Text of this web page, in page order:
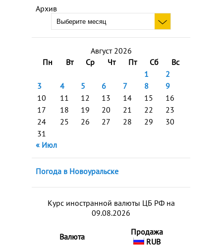
Архив
Август 2026
Пн
Вт Ср Чт Пт Сб
Вс
1
2
3
4 5 6 7 8
9
10
11 12 13 14 15
16
17
18 19 20 21 22
23
24
25 26 27 28 29
30
31
« Июл
Погода в Новоуральске
Курс иностранной валюты ЦБ РФ на
09.08.2026
Валюта
Продажа
RUB